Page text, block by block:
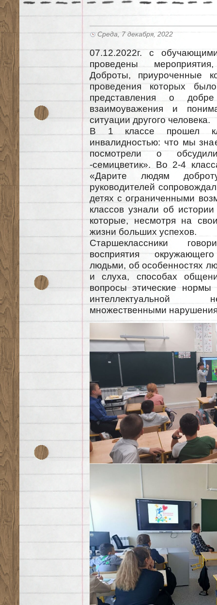
Среда, 7 декабря, 2022
07.12.2022г. с
проведены
Доброты, приуроченные
проведения которых
представления о
взаимоуважения и
ситуации другого человека.
В 1 классе прошел
инвалидностью: что мы
посмотрели о
-семицветик». Во 2-4
«Дарите людям
руководителей
детях с ограниченными
классов узнали об
которые, несмотря на
жизни больших успехов.
Старшеклассники
восприятия
людьми, об особенностях
и слуха, способах
вопросы этические
интеллектуальной
множественными